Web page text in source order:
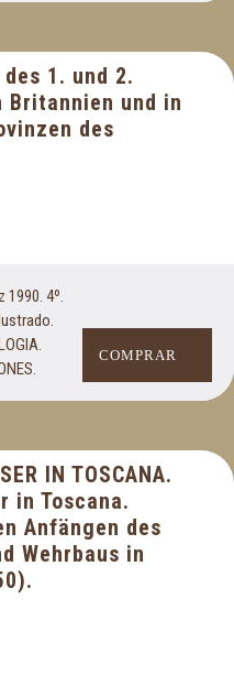
des 1. und 2.
Britannien und in
des
1990. 4º.
COMPRAR
IN TOSCANA.
in Toscana.
Anfängen des
Wehrbaus in